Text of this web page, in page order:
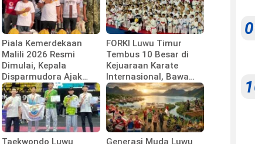
Piala Kemerdekaan
Malili 2026 Resmi
Dimulai, Kepala
Disparmudora Ajak
Jaga Persaudaraan
FORKI Luwu Timur
Tembus 10 Besar di
Kejuaraan Karate
Internasional, Bawa
Pulang 10 Medali
Taekwondo Luwu Generasi Muda Luwu